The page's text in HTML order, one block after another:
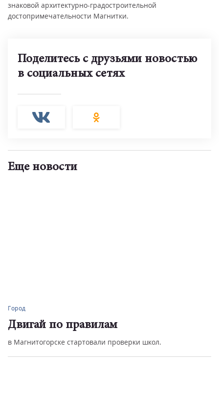
знаковой архитектурно-градостроительной
достопримечательности Магнитки.
Поделитесь с друзьями новостью
в социальных сетях
Еще новости
Город
Двигай по правилам
в Магнитогорске стартовали проверки школ.